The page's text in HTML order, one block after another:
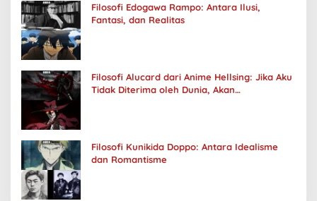
Filosofi Edogawa Rampo: Antara Ilusi,
Fantasi, dan Realitas
Filosofi Alucard dari Anime Hellsing: Jika Aku
Tidak Diterima oleh Dunia, Akan
Filosofi Kunikida Doppo: Antara Idealisme
dan Romantisme